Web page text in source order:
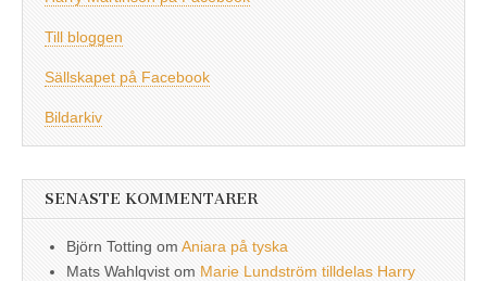
Till bloggen
Sällskapet på Facebook
Bildarkiv
SENASTE KOMMENTARER
Björn Totting om Aniara på tyska
Mats Wahlqvist om Marie Lundström tilldelas Harry